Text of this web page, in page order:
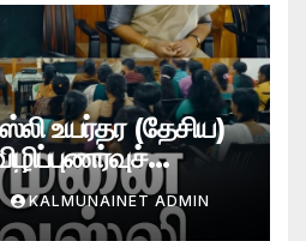
உயர்தர (தேசிய)
KALMUNAINET ADMIN